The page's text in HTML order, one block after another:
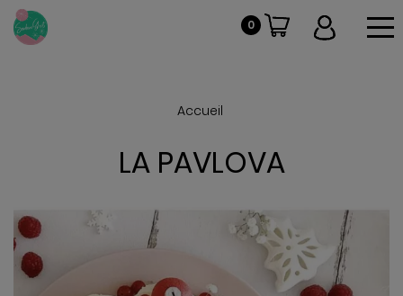
0
Accueil
LA PAVLOVA